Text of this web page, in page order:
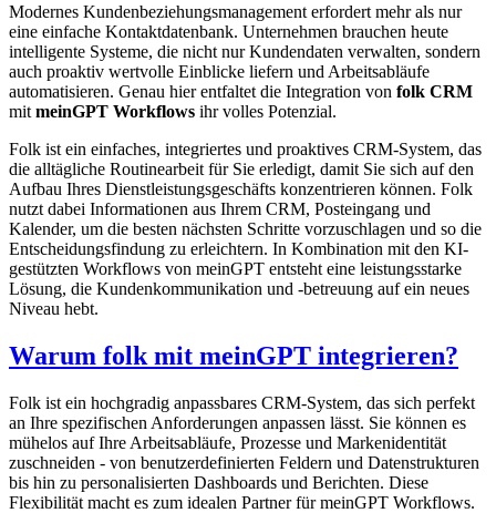
Modernes Kundenbeziehungsmanagement erfordert mehr als nur
eine einfache Kontaktdatenbank. Unternehmen brauchen heute
intelligente Systeme, die nicht nur Kundendaten verwalten, sondern
auch proaktiv wertvolle Einblicke liefern und Arbeitsabläufe
automatisieren. Genau hier entfaltet die Integration von folk CRM
mit meinGPT Workflows ihr volles Potenzial.
Folk ist ein einfaches, integriertes und proaktives CRM-System, das
die alltägliche Routinearbeit für Sie erledigt, damit Sie sich auf den
Aufbau Ihres Dienstleistungsgeschäfts konzentrieren können. Folk
nutzt dabei Informationen aus Ihrem CRM, Posteingang und
Kalender, um die besten nächsten Schritte vorzuschlagen und so die
Entscheidungsfindung zu erleichtern. In Kombination mit den KI-
gestützten Workflows von meinGPT entsteht eine leistungsstarke
Lösung, die Kundenkommunikation und -betreuung auf ein neues
Niveau hebt.
Warum folk mit meinGPT integrieren?
Folk ist ein hochgradig anpassbares CRM-System, das sich perfekt
an Ihre spezifischen Anforderungen anpassen lässt. Sie können es
mühelos auf Ihre Arbeitsabläufe, Prozesse und Markenidentität
zuschneiden - von benutzerdefinierten Feldern und Datenstrukturen
bis hin zu personalisierten Dashboards und Berichten. Diese
Flexibilität macht es zum idealen Partner für meinGPT Workflows.